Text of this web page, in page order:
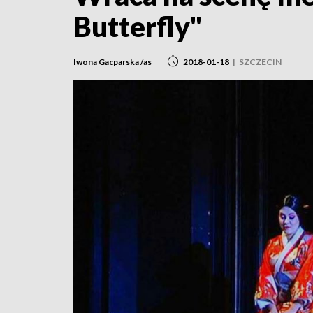
Butterfly"
Iwona Gacparska /as 2018-01-18 | SZCZECIN